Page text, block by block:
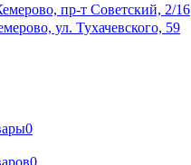
пр-т Советский, 2/16
ул. Тухачевского, 59
0
0